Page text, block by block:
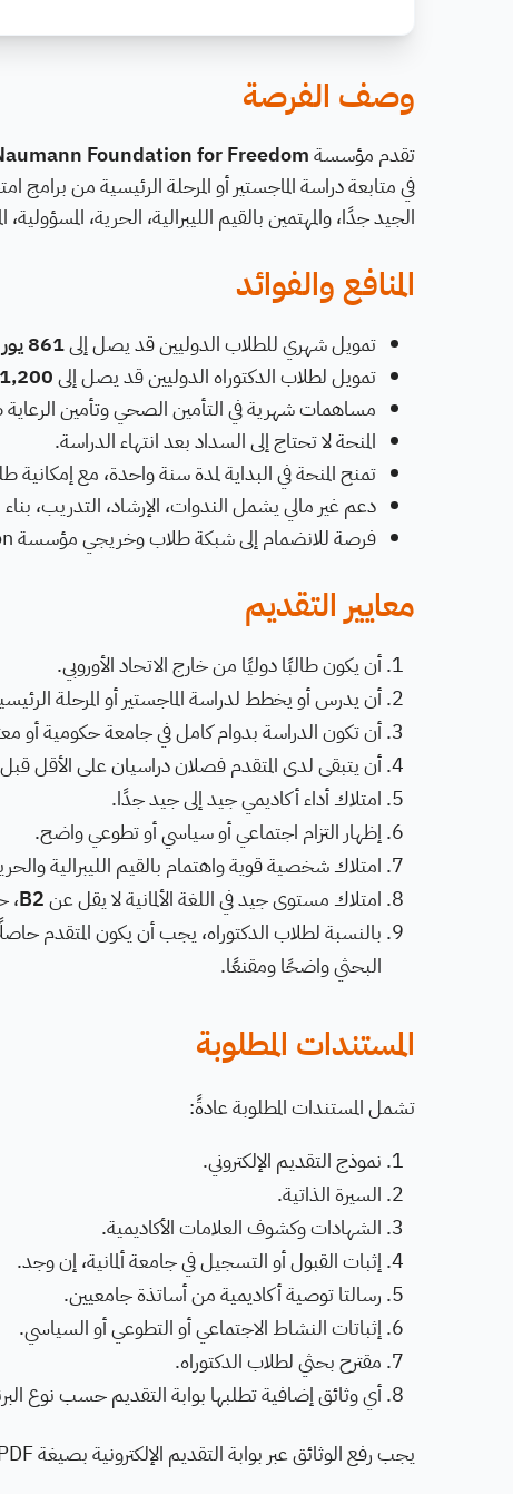
وصف الفرصة
تقدم مؤسسةFoundation for Freedom
في متابعة دراسة الماجستير أو المرحلة الرئيسية من برامج
الجيد جدًا، والمهتمين بالقيم الليبرالية، الحرية، المسؤولية،
المنافع والفوائد
تمويل شهري للطلاب الدوليين قد يصل إلى861 يورو
تمويل لطلاب الدكتوراه الدوليين قد يصل إلى1,200 يورو شهريًا
مساهمات شهرية في التأمين الصحي وتأمين الرعاية
المنحة لا تحتاج إلى السداد بعد انتهاء الدراسة.
تمنح المنحة في البداية لمدة سنة واحدة، مع
دعم غير مالي يشمل الندوات، الإرشاد، التدريب،
فرصة للانضمام إلى شبكة طلاب وخريجي مؤسسة Friedrich Naumann Foundation.
معايير التقديم
أن يكون طالبًا دوليًا من خارج الاتحاد الأوروبي.
أن يدرس أو يخطط لدراسة الماجستير أو المرحلة
أن تكون الدراسة بدوام كامل في جامعة حكومية أو
أن يتبقى لدى المتقدم فصلان دراسيان على الأقل قبل
امتلاك أداء أكاديمي جيد إلى جيد جدًا.
إظهار التزام اجتماعي أو سياسي أو تطوعي واضح.
امتلاك شخصية قوية واهتمام بالقيم الليبرالية
امتلاك مستوى جيد في اللغة الألمانية لا يقل عنB2،
بالنسبة لطلاب الدكتوراه، يجب أن يكون المتقدم
البحثي واضحًا ومقنعًا.
المستندات المطلوبة
تشمل المستندات المطلوبة عادةً:
نموذج التقديم الإلكتروني.
السيرة الذاتية.
الشهادات وكشوف العلامات الأكاديمية.
إثبات القبول أو التسجيل في جامعة ألمانية، إن وجد.
رسالتا توصية أكاديمية من أساتذة جامعيين.
إثباتات النشاط الاجتماعي أو التطوعي أو السياسي.
مقترح بحثي لطلاب الدكتوراه.
أي وثائق إضافية تطلبها بوابة التقديم حسب نوع
يجب رفع الوثائق عبر بوابة التقديم الإلكترونية بصيغة PDF، ولا تُقبل الطلبات إلا إلكترونيًا.